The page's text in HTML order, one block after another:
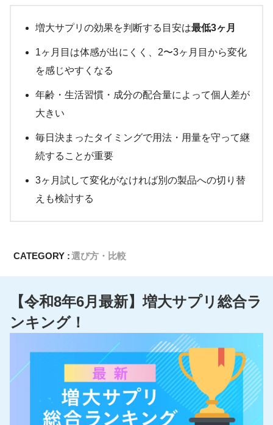
増大サプリの効果を判断する目安は最低3ヶ月
1ヶ月目は体感が出にくく、2〜3ヶ月目から変化
を感じやすくなる
年齢・生活習慣・成分の配合量によって個人差が
大きい
毎日決まったタイミングで用法・用量を守って継
続することが重要
3ヶ月試して変化がなければ別の製品への切り替
えも検討する
CATEGORY :選び方・比較
【令和8年6月最新】増大サプリ総合ラ
ンキング！